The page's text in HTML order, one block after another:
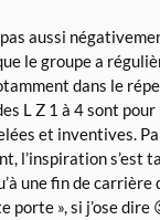
aussi
le groupe a
dans le
L Z 1 à 4 sont
et inventives.
l’inspiration s’est
une fin de carrière
porte », si j’ose dire